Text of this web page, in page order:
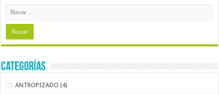
Categorías
ANTROPIZADO (4)